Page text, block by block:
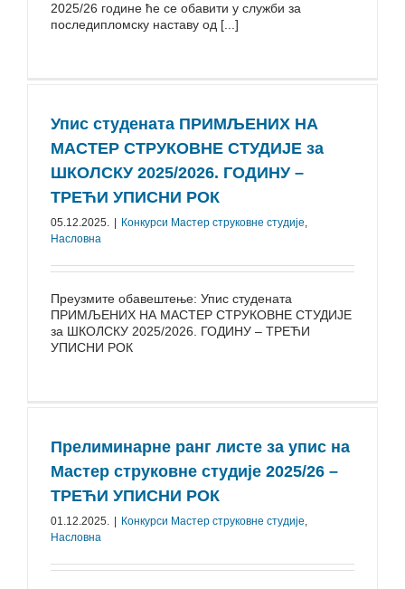
2025/26 године ће се обавити у служби за
последипломску наставу од [...]
Упис студената ПРИМЉЕНИХ НА
МАСТЕР СТРУКОВНЕ СТУДИЈЕ за
ШКОЛСКУ 2025/2026. ГОДИНУ –
ТРЕЋИ УПИСНИ РОК
05.12.2025. Конкурси Mастер струковне студије,
Насловна
Преузмите обавештење: Упис студената
ПРИМЉЕНИХ НА МАСТЕР СТРУКОВНЕ СТУДИЈЕ
за ШКОЛСКУ 2025/2026. ГОДИНУ – ТРЕЋИ
УПИСНИ РОК
Прелиминарне ранг листе за упис на
Мастер струковне студије 2025/26 –
ТРЕЋИ УПИСНИ РОК
01.12.2025. Конкурси Mастер струковне студије,
Насловна